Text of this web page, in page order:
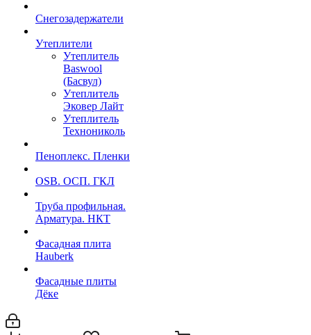
Снегозадержатели
Утеплители
Утеплитель
Baswool
(Басвул)
Утеплитель
Эковер Лайт
Утеплитель
Технониколь
Пеноплекс. Пленки
OSB. ОСП. ГКЛ
Труба профильная.
Арматура. НКТ
Фасадная плита
Hauberk
Фасадные плиты
Дёке